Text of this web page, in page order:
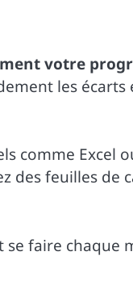
votre
les écarts
comme Excel
des feuilles de
se faire chaque